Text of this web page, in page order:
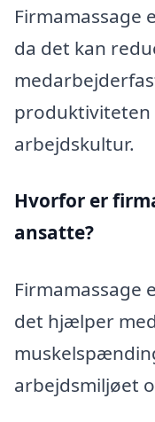
Firmamassage
da det kan
produktiviteten
arbejdskultur.
Hvorfor er
ansatte?
Firmamassage
det hjælper
arbejdsmiljøet